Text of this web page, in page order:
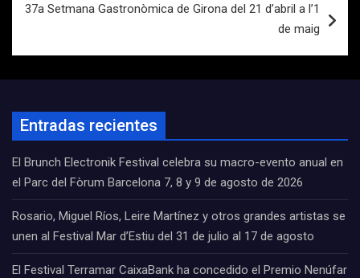
37a Setmana Gastronòmica de Girona del 21 d’abril a l’1
de maig
Entradas recientes
El Brunch Electronik Festival celebra su macro-evento anual en
el Parc del Fòrum Barcelona 7, 8 y 9 de agosto de 2026
Rosario, Miguel Ríos, Leire Martínez y otros grandes artistas se
unen al Festival Mar d’Estiu del 31 de julio al 17 de agosto
El Festival Terramar CaixaBank ha concedido el Premio Nenúfar